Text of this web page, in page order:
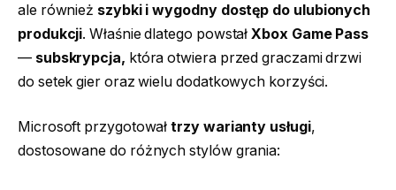
ale również szybki i wygodny dostęp do ulubionych
produkcji. Właśnie dlatego powstałXbox Game Pass
—subskrypcja, która otwiera przed graczami drzwi
do setek gier oraz wielu dodatkowych korzyści.
Microsoft przygotowałtrzy warianty usługi,
dostosowane do różnych stylów grania: